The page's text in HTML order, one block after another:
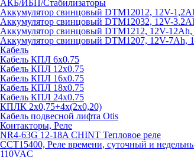
АКБ/ИБП/Стабилизаторы
Аккумулятор свинцовый DTM12012, 12V-
Аккумулятор свинцовый DTM12032, 12V-
Аккумулятор свинцовый DTM1212, 12V-
Аккумулятор свинцовый DTM1207, 12V-7Ah,
Кабель
Кабель КПЛ 6х0.75
Кабель КПЛ 12х0.75
Кабель КПЛ 16х0.75
Кабель КПЛ 18х0.75
Кабель КПЛ 24х0.75
КПЛК 2х0,75+4х(2х0,20)
Кабель подвесной лифта Otis
Контакторы, Реле
NR4-63G 12-18A CHINT Тепловое реле
CCT15400, Реле времени, суточный и
110VAC